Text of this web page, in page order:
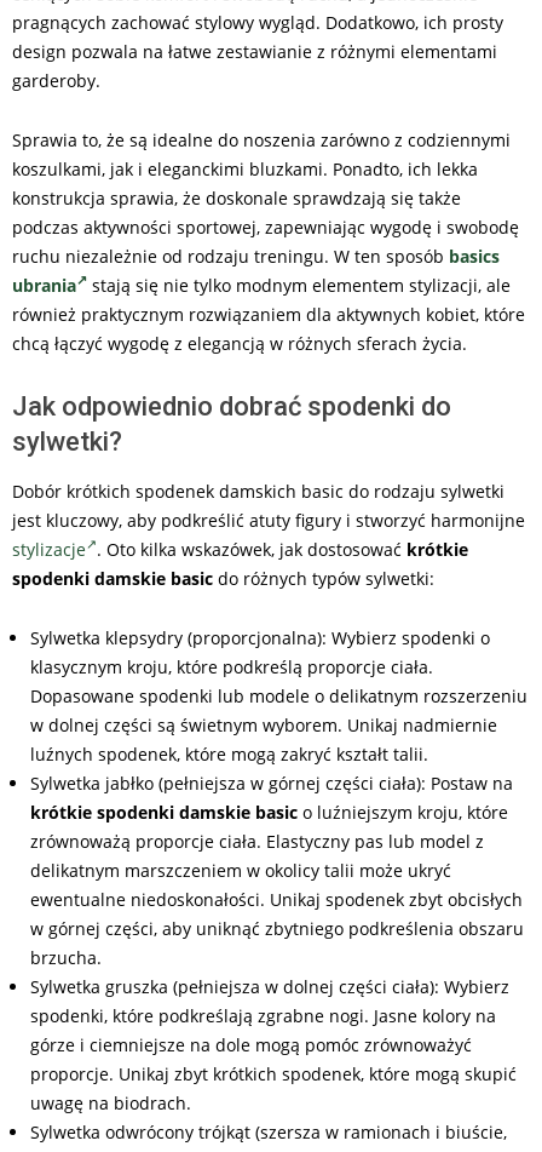
pragnących zachować stylowy wygląd. Dodatkowo, ich prosty
design pozwala na łatwe zestawianie z różnymi elementami
garderoby.
Sprawia to, że są idealne do noszenia zarówno z codziennymi
koszulkami, jak i eleganckimi bluzkami. Ponadto, ich lekka
konstrukcja sprawia, że doskonale sprawdzają się także
podczas aktywności sportowej, zapewniając wygodę i swobodę
ruchu niezależnie od rodzaju treningu. W ten sposób basics
ubrania
stają się nie tylko modnym elementem stylizacji, ale
również praktycznym rozwiązaniem dla aktywnych kobiet, które
chcą łączyć wygodę z elegancją w różnych sferach życia.
Jak odpowiednio dobrać spodenki do
sylwetki?
Dobór krótkich spodenek damskich basic do rodzaju sylwetki
jest kluczowy, aby podkreślić atuty figury i stworzyć harmonijne
stylizacje . Oto kilka wskazówek, jak dostosować krótkie
spodenki damskie basic do różnych typów sylwetki:
Sylwetka klepsydry (proporcjonalna): Wybierz spodenki o
klasycznym kroju, które podkreślą proporcje ciała.
Dopasowane spodenki lub modele o delikatnym rozszerzeniu
w dolnej części są świetnym wyborem. Unikaj nadmiernie
luźnych spodenek, które mogą zakryć kształt talii.
Sylwetka jabłko (pełniejsza w górnej części ciała): Postaw na
krótkie spodenki damskie basic o luźniejszym kroju, które
zrównoważą proporcje ciała. Elastyczny pas lub model z
delikatnym marszczeniem w okolicy talii może ukryć
ewentualne niedoskonałości. Unikaj spodenek zbyt obcisłych
w górnej części, aby uniknąć zbytniego podkreślenia obszaru
brzucha.
Sylwetka gruszka (pełniejsza w dolnej części ciała): Wybierz
spodenki, które podkreślają zgrabne nogi. Jasne kolory na
górze i ciemniejsze na dole mogą pomóc zrównoważyć
proporcje. Unikaj zbyt krótkich spodenek, które mogą skupić
uwagę na biodrach.
Sylwetka odwrócony trójkąt (szersza w ramionach i biuście,